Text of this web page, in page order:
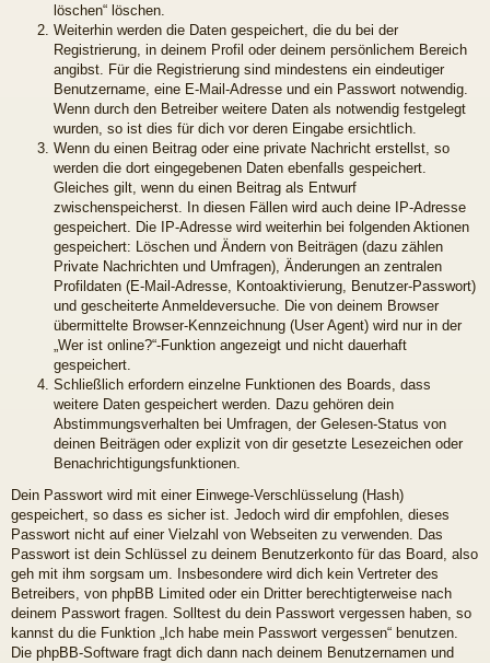
löschen“ löschen.
Weiterhin werden die Daten gespeichert, die du bei der
Registrierung, in deinem Profil oder deinem persönlichem Bereich
angibst. Für die Registrierung sind mindestens ein eindeutiger
Benutzername, eine E-Mail-Adresse und ein Passwort notwendig.
Wenn durch den Betreiber weitere Daten als notwendig festgelegt
wurden, so ist dies für dich vor deren Eingabe ersichtlich.
Wenn du einen Beitrag oder eine private Nachricht erstellst, so
werden die dort eingegebenen Daten ebenfalls gespeichert.
Gleiches gilt, wenn du einen Beitrag als Entwurf
zwischenspeicherst. In diesen Fällen wird auch deine IP-Adresse
gespeichert. Die IP-Adresse wird weiterhin bei folgenden Aktionen
gespeichert: Löschen und Ändern von Beiträgen (dazu zählen
Private Nachrichten und Umfragen), Änderungen an zentralen
Profildaten (E-Mail-Adresse, Kontoaktivierung, Benutzer-Passwort)
und gescheiterte Anmeldeversuche. Die von deinem Browser
übermittelte Browser-Kennzeichnung (User Agent) wird nur in der
„Wer ist online?“-Funktion angezeigt und nicht dauerhaft
gespeichert.
Schließlich erfordern einzelne Funktionen des Boards, dass
weitere Daten gespeichert werden. Dazu gehören dein
Abstimmungsverhalten bei Umfragen, der Gelesen-Status von
deinen Beiträgen oder explizit von dir gesetzte Lesezeichen oder
Benachrichtigungsfunktionen.
Dein Passwort wird mit einer Einwege-Verschlüsselung (Hash)
gespeichert, so dass es sicher ist. Jedoch wird dir empfohlen, dieses
Passwort nicht auf einer Vielzahl von Webseiten zu verwenden. Das
Passwort ist dein Schlüssel zu deinem Benutzerkonto für das Board, also
geh mit ihm sorgsam um. Insbesondere wird dich kein Vertreter des
Betreibers, von phpBB Limited oder ein Dritter berechtigterweise nach
deinem Passwort fragen. Solltest du dein Passwort vergessen haben, so
kannst du die Funktion „Ich habe mein Passwort vergessen“ benutzen.
Die phpBB-Software fragt dich dann nach deinem Benutzernamen und